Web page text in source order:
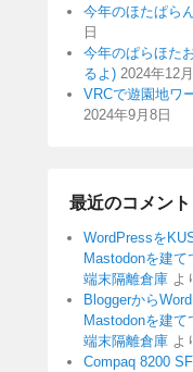
今年のほたぱら
日
今年のぱらほた
るよ) 2024年12
VRCで遊園地ワ
2024年9月8日
最近のコメント
WordPressを
Mastodonを建
端末隔離倉庫 よ
Bloggerから
Mastodonを建
端末隔離倉庫 よ
Compaq 8200